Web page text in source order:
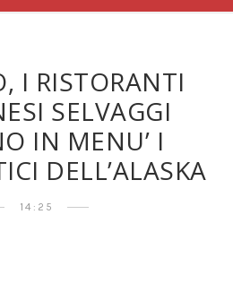
I RISTORANTI
SELVAGGI
IN MENU’ I
DELL’ALASKA
14:25